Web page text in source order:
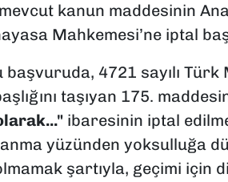
kanun maddesinin
Mahkemesi’ne iptal
başvuruda, 4721 sayılı Türk
taşıyan 175.
ibaresinin iptal
yüzünden yoksulluğa
şartıyla, geçimi için